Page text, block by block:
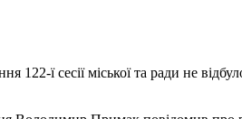
122-ї сесії міської та ради не